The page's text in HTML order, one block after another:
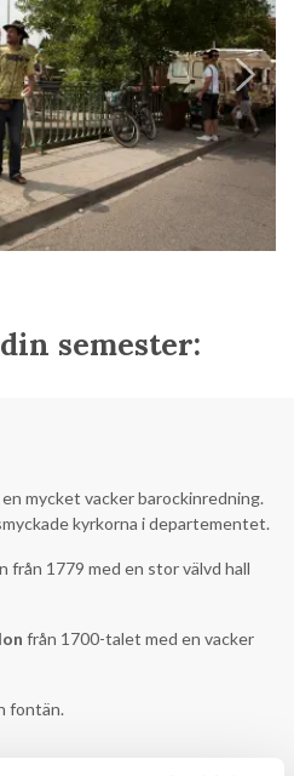
semester:
mycket vacker barockinredning.
kyrkorna i departementet.
från 1779 med en stor välvd hall
från 1700-talet med en vacker
fontän.